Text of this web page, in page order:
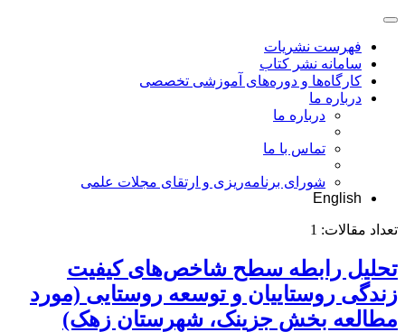
فهرست نشریات
سامانه نشر کتاب
کارگاه‌ها و دوره‌های آموزشی تخصصی
درباره ما
درباره ما
تماس با ما
شورای برنامه‌ریزی و ارتقای مجلات علمی
English
تعداد مقالات: 1
تحلیل رابطه سطح شاخص‌های کیفیت
زندگی روستاییان و توسعه روستایی (مورد
مطالعه بخش جزینک، شهرستان زهک)